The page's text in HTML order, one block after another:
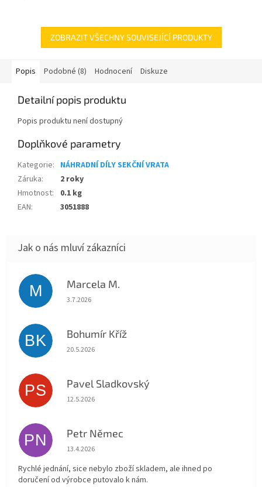
ZOBRAZIT VŠECHNY SOUVISEJÍCÍ PRODUKTY
Popis Podobné (8) Hodnocení Diskuze
Detailní popis produktu
Popis produktu není dostupný
Doplňkové parametry
Kategorie: NÁHRADNÍ DÍLY SEKČNÍ VRATA
Záruka:
2 roky
Hmotnost:
0.1 kg
EAN: 3051888
M Marcela M.
Hodnocení obchodu je 5 z 5 hvězdiček.
3.7.2026
BK Bohumír Kříž
Hodnocení obchodu je 5 z 5 hvězdiček.
20.5.2026
PS Pavel Sladkovský
Hodnocení obchodu je 5 z 5 hvězdiček.
12.5.2026
PN Petr Němec
Hodnocení obchodu je 5 z 5 hvězdiček.
13.4.2026
Rychlé jednání, sice nebylo zboží skladem, ale ihned po
doručení od výrobce putovalo k nám.